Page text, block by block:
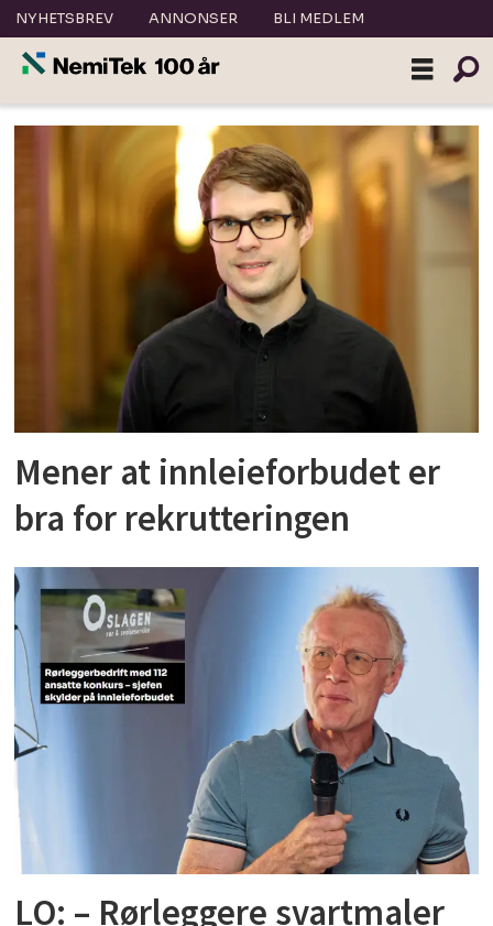
NYHETSBREV ANNONSER BLI MEDLEM
Tag:
Mener at innleieforbudet er
bra for rekrutteringen
LO: – Rørleggere svartmaler